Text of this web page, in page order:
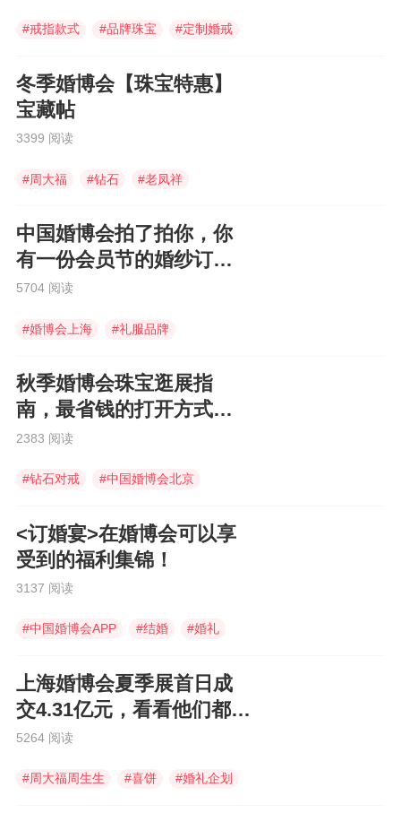
#戒指款式 #品牌珠宝 #定制婚戒
冬季婚博会【珠宝特惠】
宝藏帖
3399 阅读
#周大福 #钻石 #老凤祥
中国婚博会拍了拍你，你
有一份会员节的婚纱订购
福利待领取~
5704 阅读
#婚博会上海 #礼服品牌
秋季婚博会珠宝逛展指
南，最省钱的打开方式在
这里，快查收！
2383 阅读
#钻石对戒 #中国婚博会北京
<订婚宴>在婚博会可以享
受到的福利集锦！
3137 阅读
#中国婚博会APP #结婚 #婚礼
上海婚博会夏季展首日成
交4.31亿元，看看他们都买
了些什么！
5264 阅读
#周大福周生生 #喜饼 #婚礼企划